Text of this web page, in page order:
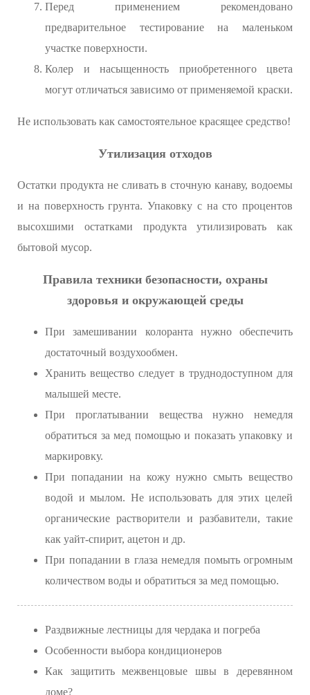
Перед применением рекомендовано
предварительное тестирование на маленьком
участке поверхности.
Колер и насыщенность приобретенного цвета
могут отличаться зависимо от применяемой краски.
Не использовать как самостоятельное красящее средство!
Утилизация отходов
Остатки продукта не сливать в сточную канаву, водоемы
и на поверхность грунта. Упаковку с на сто процентов
высохшими остатками продукта утилизировать как
бытовой мусор.
Правила техники безопасности, охраны
здоровья и окружающей среды
При замешивании колоранта нужно обеспечить
достаточный воздухообмен.
Хранить вещество следует в труднодоступном для
малышей месте.
При проглатывании вещества нужно немедля
обратиться за мед помощью и показать упаковку и
маркировку.
При попадании на кожу нужно смыть вещество
водой и мылом. Не использовать для этих целей
органические растворители и разбавители, такие
как уайт-спирит, ацетон и др.
При попадании в глаза немедля помыть огромным
количеством воды и обратиться за мед помощью.
Раздвижные лестницы для чердака и погреба
Особенности выбора кондиционеров
Как защитить межвенцовые швы в деревянном
доме?